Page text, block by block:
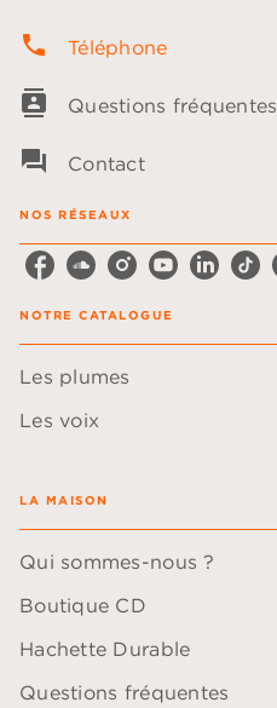
phone Téléphone
contacts Questions fréquentes
question_answer Contact
NOS RÉSEAUX
NOTRE CATALOGUE
Les plumes
Les voix
LA MAISON
Qui sommes-nous ?
Boutique CD
Hachette Durable
Questions fréquentes